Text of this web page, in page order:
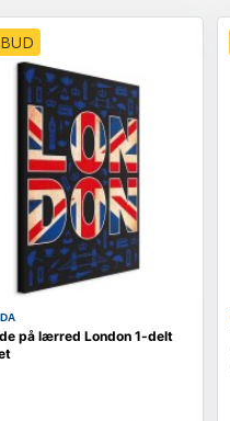
på lærred London 1-delt